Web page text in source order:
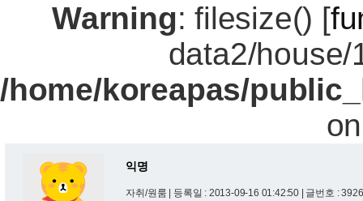
Warning: filesize() [
data2/
/home/koreapas/
익명
자취/원룸 | 등록일 : 2013-09-16 01:42:50 | 글번호 :